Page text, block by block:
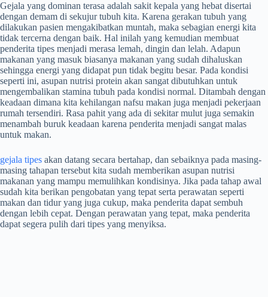
Gejala yang dominan terasa adalah sakit kepala yang hebat disertai
dengan demam di sekujur tubuh kita. Karena gerakan tubuh yang
dilakukan pasien mengakibatkan muntah, maka sebagian energi kita
tidak tercerna dengan baik. Hal inilah yang kemudian membuat
penderita tipes menjadi merasa lemah, dingin dan lelah. Adapun
makanan yang masuk biasanya makanan yang sudah dihaluskan
sehingga energi yang didapat pun tidak begitu besar. Pada kondisi
seperti ini, asupan nutrisi protein akan sangat dibutuhkan untuk
mengembalikan stamina tubuh pada kondisi normal. Ditambah dengan
keadaan dimana kita kehilangan nafsu makan juga menjadi pekerjaan
rumah tersendiri. Rasa pahit yang ada di sekitar mulut juga semakin
menambah buruk keadaan karena penderita menjadi sangat malas
untuk makan.
gejala tipes akan datang secara bertahap, dan sebaiknya pada masing-
masing tahapan tersebut kita sudah memberikan asupan nutrisi
makanan yang mampu memulihkan kondisinya. Jika pada tahap awal
sudah kita berikan pengobatan yang tepat serta perawatan seperti
makan dan tidur yang juga cukup, maka penderita dapat sembuh
dengan lebih cepat. Dengan perawatan yang tepat, maka penderita
dapat segera pulih dari tipes yang menyiksa.